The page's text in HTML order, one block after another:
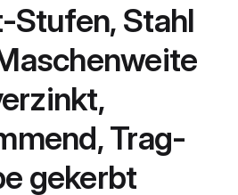
Stufen, Stahl
Trag-
gekerbt